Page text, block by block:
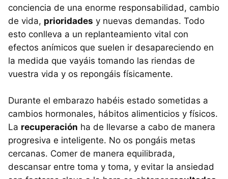
conciencia de una enorme responsabilidad, cambio
de vida, prioridades y nuevas demandas. Todo
esto conlleva a un replanteamiento vital con
efectos anímicos que suelen ir desapareciendo en
la medida que vayáis tomando las riendas de
vuestra vida y os repongáis físicamente.
Durante el embarazo habéis estado sometidas a
cambios hormonales, hábitos alimenticios y físicos.
La recuperación ha de llevarse a cabo de manera
progresiva e inteligente. No os pongáis metas
cercanas. Comer de manera equilibrada,
descansar entre toma y toma, y evitar la ansiedad